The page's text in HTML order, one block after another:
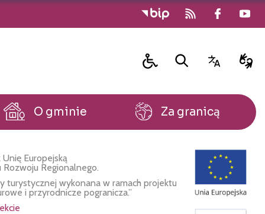
O gminie Za granicą
Europejską
Rozwoju Regionalnego.
turystycznej wykonana w ramach projektu
i przyrodnicze pogranicza.”